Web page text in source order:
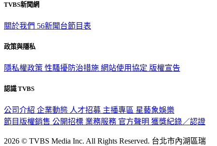
TVBS新聞網
關於我們 56新聞台節目表
政策與隱私
隱私權政策 性騷擾防治措施 網站使用協定 版權宣告
認識 TVBS
公司介紹 企業動態 人才招募 主播專區 星藝象娛樂
節目版權銷售 公開招標 業務服務 官方聲明 獲獎紀錄／認證
2026 © TVBS Media Inc. All Rights Reserved. 台北市內湖區瑞